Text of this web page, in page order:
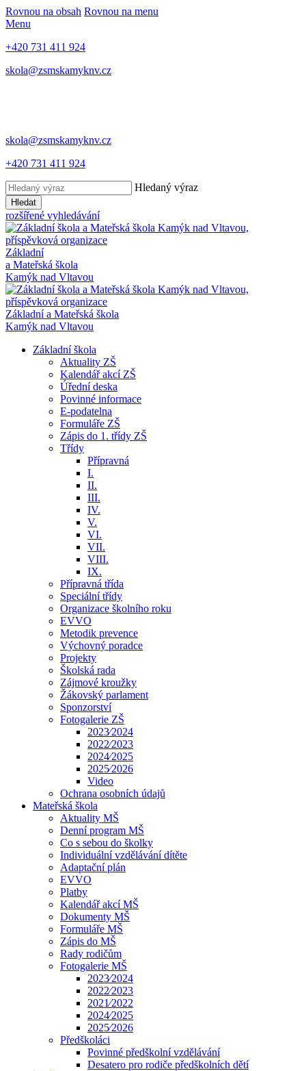
Rovnou na obsah Rovnou na menu
Menu
+420 731 411 924
skola@zsmskamyknv.cz
skola@zsmskamyknv.cz
+420 731 411 924
Hledaný výraz
Hledat
rozšířené vyhledávání
Základní
a Mateřská škola
Kamýk nad Vltavou
Základní a Mateřská škola
Kamýk nad Vltavou
Základní škola
Aktuality ZŠ
Kalendář akcí ZŠ
Úřední deska
Povinné informace
E-podatelna
Formuláře ZŠ
Zápis do 1. třídy ZŠ
Třídy
Přípravná
I.
II.
III.
IV.
V.
VI.
VII.
VIII.
IX.
Přípravná třída
Speciální třídy
Organizace školního roku
EVVO
Metodik prevence
Výchovný poradce
Projekty
Školská rada
Zájmové kroužky
Žákovský parlament
Sponzorství
Fotogalerie ZŠ
2023⁄2024
2022⁄2023
2024⁄2025
2025⁄2026
Video
Ochrana osobních údajů
Mateřská škola
Aktuality MŠ
Denní program MŠ
Co s sebou do školky
Individuální vzdělávání dítěte
Adaptační plán
EVVO
Platby
Kalendář akcí MŠ
Dokumenty MŠ
Formuláře MŠ
Zápis do MŠ
Rady rodičům
Fotogalerie MŠ
2023⁄2024
2022⁄2023
2021⁄2022
2024⁄2025
2025⁄2026
Předškoláci
Povinné předškolní vzdělávání
Desatero pro rodiče předškolních dětí